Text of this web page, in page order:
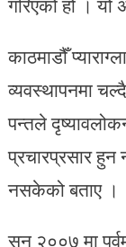
काठमाडौँ
व्यवस्थापनमा
पन्तले
प्रचारप्रसार
नसकेको बताए ।
सन् २००७ मा